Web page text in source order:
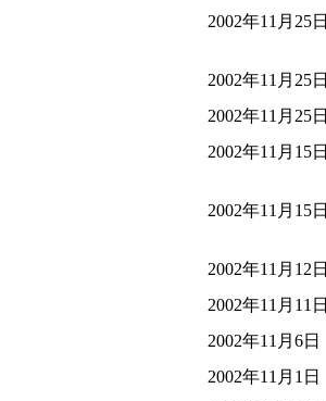
2002年11月25日
2002年11月25日
2002年11月25日
2002年11月15日
2002年11月15日
2002年11月12日
2002年11月11日
2002年11月6日
2002年11月1日